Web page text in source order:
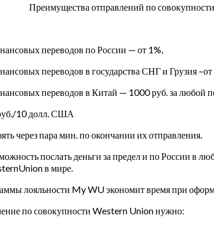
Преимущества отправлений по
переводов по России — от 1%,
переводов в государства СНГ и Грузия –от
переводов в Китай — 1000 руб. за
10 долл. США
через пара мин. по окончании их отправления.
послать деньги за предел и по России в
в мире.
лояльности My WU экономит время при
по совокупности Western Union нужно: